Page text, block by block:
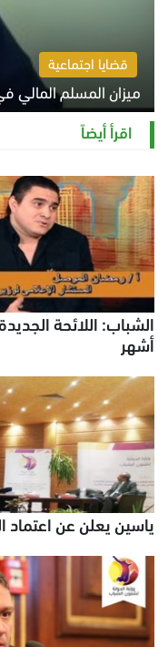
قضايا اجتماعية
ميزان المسلم المالي
السبت 8 أغسطس 2026 11:21 ص
اقرأ أيضاً
أشهر
ياسين يعلن عن اعتماد